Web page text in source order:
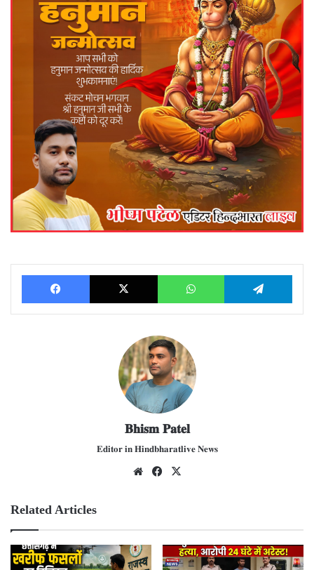
Facebook X WhatsApp
𝐁𝐡𝐢𝐬𝐦 𝐏𝐚𝐭𝐞𝐥
𝐄𝐝𝐢𝐭𝐨𝐫 𝐢𝐧 𝐇𝐢𝐧𝐝𝐛𝐡𝐚𝐫𝐚𝐭𝐥𝐢𝐯𝐞 𝐍𝐞𝐰𝐬
We
Fac
Related Articles